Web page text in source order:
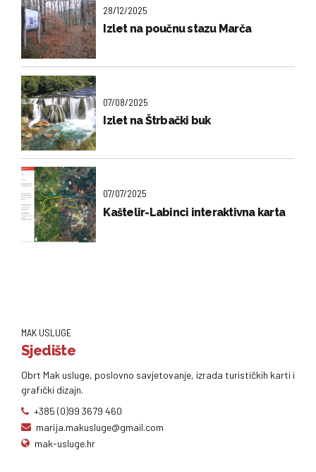
28/12/2025
Izlet na poučnu stazu Marča
07/08/2025
Izlet na Štrbački buk
07/07/2025
Kaštelir-Labinci interaktivna karta
MAK USLUGE
Sjedište
Obrt Mak usluge, poslovno savjetovanje, izrada turističkih karti i
grafički dizajn.
+385 (0)99 3679 460
marija.makusluge@gmail.com
mak-usluge.hr